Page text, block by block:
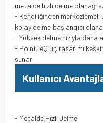
metalde hızlı delme olanağı
- Kendiliğinden merkezlemeli
kolay delme başlangıcı
- Yüksek delme hızıyla daha
- PointTeQ uç tasarımı
sunar
Kullanıcı
- Metalde Hızlı Delme